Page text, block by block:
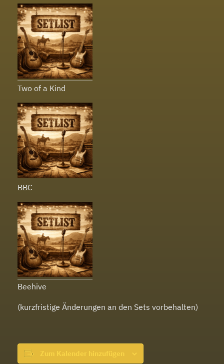
Two of a Kind
BBC
Beehive
(kurzfristige Änderungen an den Sets vorbehalten)
Zum Kalender hinzufügen